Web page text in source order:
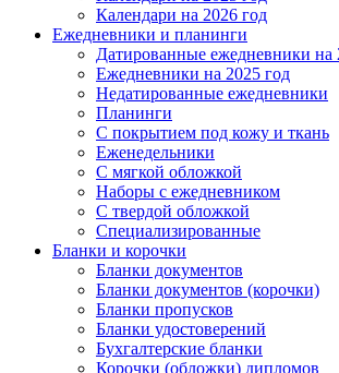
Календари на 2026 год
Ежедневники и планинги
Датированные ежедневники на
Ежедневники на 2025 год
Недатированные ежедневники
Планинги
С покрытием под кожу и ткань
Еженедельники
С мягкой обложкой
Наборы с ежедневником
С твердой обложкой
Специализированные
Бланки и корочки
Бланки документов
Бланки документов (корочки)
Бланки пропусков
Бланки удостоверений
Бухгалтерские бланки
Корочки (обложки) дипломов